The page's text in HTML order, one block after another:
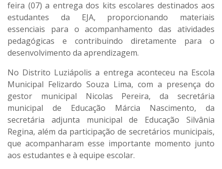
feira (07) a entrega dos kits escolares destinados aos
estudantes da EJA, proporcionando materiais
essenciais para o acompanhamento das atividades
pedagógicas e contribuindo diretamente para o
desenvolvimento da aprendizagem.
No Distrito Luziápolis a entrega aconteceu na Escola
Municipal Felizardo Souza Lima, com a presença do
gestor municipal Nicolas Pereira, da secretária
municipal de Educação Márcia Nascimento, da
secretária adjunta municipal de Educação Silvânia
Regina, além da participação de secretários municipais,
que acompanharam esse importante momento junto
aos estudantes e à equipe escolar.